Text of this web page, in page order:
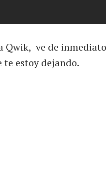
Qwik, ve de
estoy dejando.